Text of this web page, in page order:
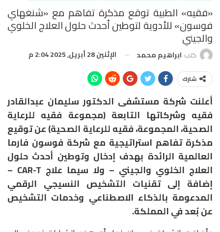
«فقيه» الطبية توقع مذكرة تفاهم مع «شنغهاي
فوسون» للأدوية لتوطين أحدث حلول العلاج الخلوي
والجيني
كتب ابراهيم محمد الإثنين 28 أبريل, 2025 2:04 م
شارك
أعلنت شركة مستشفى الدكتور سليمان عبدالقادر
فقيه وشركاتها التابعة (مجموعة فقيه للرعاية
الصحية، المجموعة، فقيه للرعاية الصحية) عن توقيع
مذكرة تفاهم استراتيجية مع شركة فوسون فارما
العالمية الرائدة بهدف إدخال وتوطين أحدث حلول
العلاج الخلوي والجيني – ولا سيما علاج CAR-T –
إضافة إلى تقنيات التشخيص النسيجي الرقمي
المدعومة بالذكاء الاصطناعي وخدمات التشخيص
عن بُعد في المملكة.